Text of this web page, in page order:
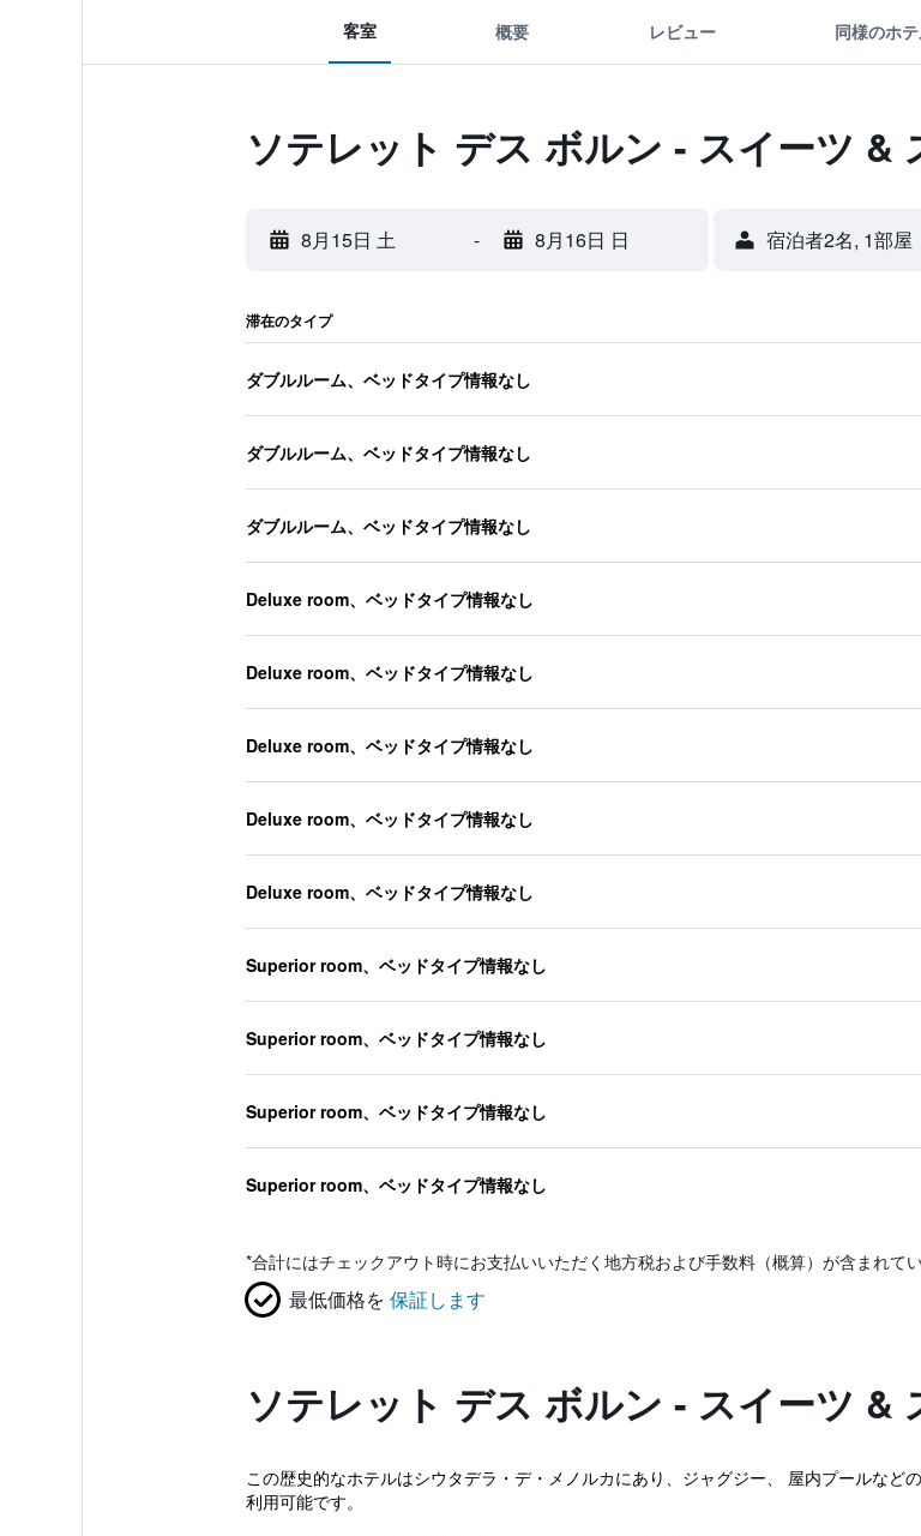
客室 概要 レビュー 同様のホ
ソテレット デス ボルン - スイーツ &
8月15日 土 - 8月16日 日 宿泊者2名, 1​部屋
滞在のタイプ
ダブルルーム、ベッドタイプ情報なし
ダブルルーム、ベッドタイプ情報なし
ダブルルーム、ベッドタイプ情報なし
Deluxe room、ベッドタイプ情報なし
Deluxe room、ベッドタイプ情報なし
Deluxe room、ベッドタイプ情報なし
Deluxe room、ベッドタイプ情報なし
Deluxe room、ベッドタイプ情報なし
Superior room、ベッドタイプ情報なし
Superior room、ベッドタイプ情報なし
Superior room、ベッドタイプ情報なし
Superior room、ベッドタイプ情報なし
*合計にはチェックアウト時にお支払いいただく地方税および手数料（概算）が含まれてい
最低価格を 保証します
ソテレット デス ボルン - スイーツ &
この歴史的なホテルはシウタデラ・デ・メノルカにあり、ジャグジー、 屋内プールな
利用可能です。